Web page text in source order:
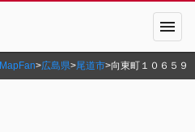
menu
MapFan>広島県>尾道市>向東町１０６５９